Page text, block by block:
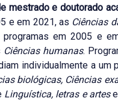
mestrado e doutorado
e em 2021, as Ciências
em 2005 e
Ciências humanas.
individualmente a um
biológicas, Ciências
Linguística, letras e artes